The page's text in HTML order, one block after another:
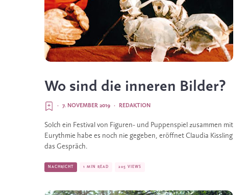
Wo sind die inneren Bilder?
REDAKTION
·
7. NOVEMBER 2019
·
Solch ein Festival von Figuren- und Puppenspiel zusammen mit
Eurythmie habe es noch nie gegeben, eröffnet Claudia Kissling
das Gespräch.
NACHRICHT 1 MIN READ 205 VIEWS